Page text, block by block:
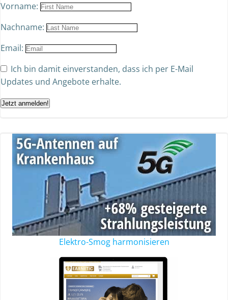
Vorname:
Nachname:
Email:
Ich bin damit einverstanden, dass ich per E-Mail
Updates und Angebote erhalte.
Jetzt anmelden!
Elektro-Smog harmonisieren